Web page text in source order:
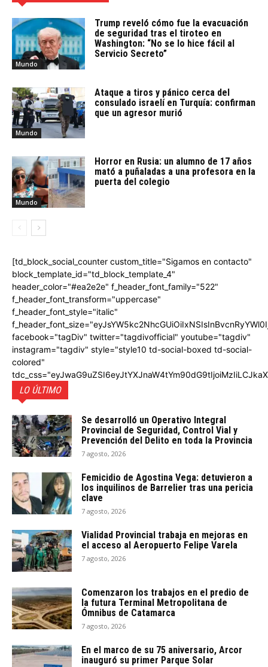
Mundo
Trump reveló cómo fue la evacuación
de seguridad tras el tiroteo en
Washington: “No se lo hice fácil al
Servicio Secreto”
Mundo
Ataque a tiros y pánico cerca del
consulado israelí en Turquía: confirman
que un agresor murió
Mundo
Horror en Rusia: un alumno de 17 años
mató a puñaladas a una profesora en la
puerta del colegio
[td_block_social_counter custom_title="Sigamos en contacto"
block_template_id="td_block_template_4"
header_color="#ea2e2e" f_header_font_family="522"
f_header_font_transform="uppercase"
f_header_font_style="italic"
facebook="tagDiv" twitter="tagdivofficial" youtube="tagdiv"
instagram="tagdiv" style="style10 td-social-boxed td-social-
colored"
LO ÚLTIMO
Se desarrolló un Operativo Integral
Provincial de Seguridad, Control Vial y
Prevención del Delito en toda la Provincia
7 agosto, 2026
Femicidio de Agostina Vega: detuvieron a
los inquilinos de Barrelier tras una pericia
clave
7 agosto, 2026
Vialidad Provincial trabaja en mejoras en
el acceso al Aeropuerto Felipe Varela
7 agosto, 2026
Comenzaron los trabajos en el predio de
la futura Terminal Metropolitana de
Ómnibus de Catamarca
7 agosto, 2026
En el marco de su 75 aniversario, Arcor
inauguró su primer Parque Solar